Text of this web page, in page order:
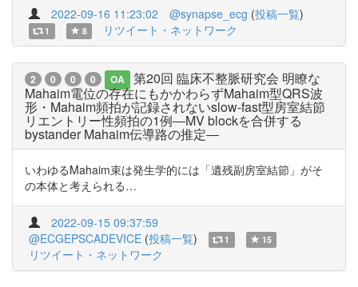
2022-09-16 11:23:02 @synapse_ecg (投稿一覧)
1 8 リツイート・ネットワーク
2 0 0 0 OA
第20回 臨床不整脈研究会 明瞭な
Mahaim電位の存在にもかかわらずMahaim型QRS波
形・Mahaim頻拍が記録されないslow-fast型房室結節
リエントリー性頻拍の1例―MV blockを合併する
bystander Mahaim伝導路の推定―
いわゆるMahaim束は発生学的には「遺残副房室結節」がそ
の本体と考えられる…
2022-09-15 09:37:59
@ECGEPSCADEVICE (投稿一覧) 1 15
リツイート・ネットワーク